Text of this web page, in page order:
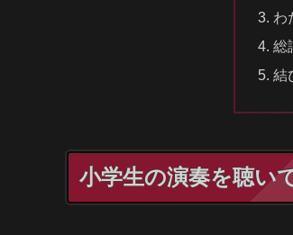
わ
総
結
小学生の演奏を聴い